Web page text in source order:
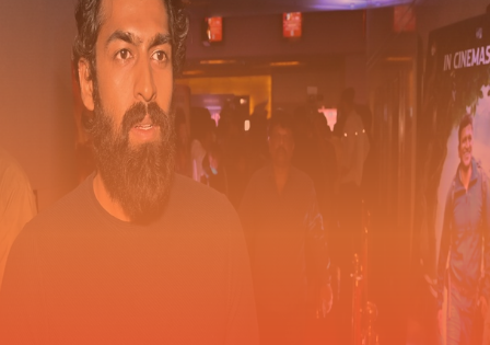
ಶೋಗೆ ಬಂದ ಸ್ಟಾರ್ ಗಳು